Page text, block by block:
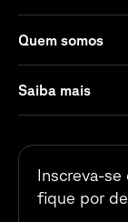
Quem somos
Saiba mais
Inscreva-
fique por